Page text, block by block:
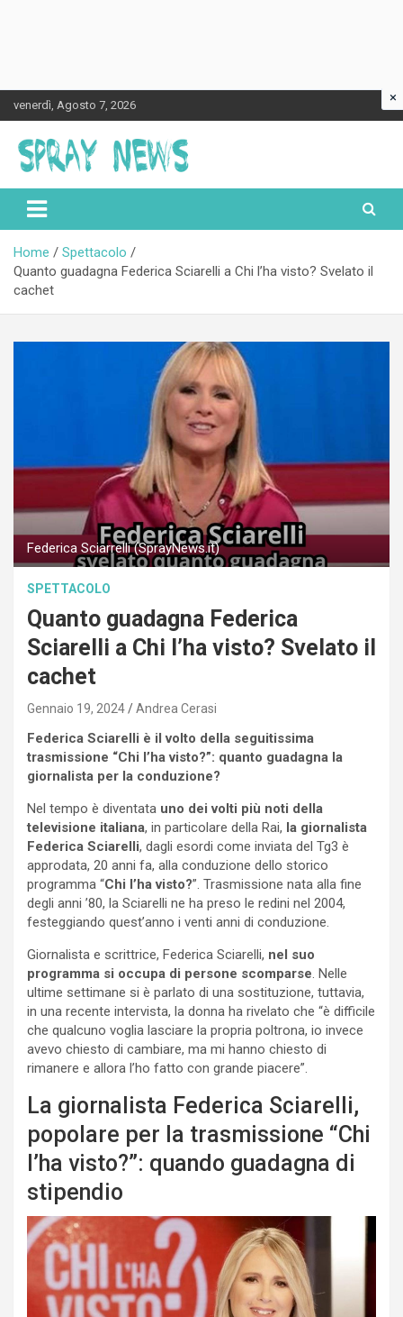
to
content
venerdì, Agosto 7, 2026
Spraynews.it
Home
Spettacolo
Quanto guadagna Federica Sciarelli a Chi l’ha visto? Svelato il
cachet
Federica Sciarrelli (SprayNews.it)
SPETTACOLO
Quanto guadagna Federica
Sciarelli a Chi l’ha visto? Svelato il
cachet
Gennaio 19, 2024 Andrea Cerasi
Federica Sciarelli è il volto della seguitissima
trasmissione “Chi l’ha visto?”: quanto guadagna la
giornalista per la conduzione?
Nel tempo è diventata uno dei volti più noti della
televisione italiana, in particolare della Rai, la giornalista
Federica Sciarelli, dagli esordi come inviata del Tg3 è
approdata, 20 anni fa, alla conduzione dello storico
programma “Chi l’ha visto?”. Trasmissione nata alla fine
degli anni ’80, la Sciarelli ne ha preso le redini nel 2004,
festeggiando quest’anno i venti anni di conduzione.
Giornalista e scrittrice, Federica Sciarelli, nel suo
programma si occupa di persone scomparse. Nelle
ultime settimane si è parlato di una sostituzione, tuttavia,
in una recente intervista, la donna ha rivelato che “è difficile
che qualcuno voglia lasciare la propria poltrona, io invece
avevo chiesto di cambiare, ma mi hanno chiesto di
rimanere e allora l’ho fatto con grande piacere”.
La giornalista Federica Sciarelli,
popolare per la trasmissione “Chi
l’ha visto?”: quando guadagna di
stipendio
×